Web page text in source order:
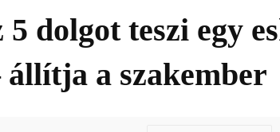
dolgot teszi egy
állítja a szakember